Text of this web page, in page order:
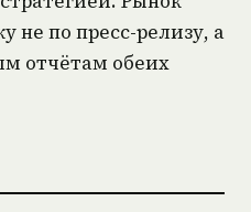
не по пресс-релизу, а
отчётам обеих